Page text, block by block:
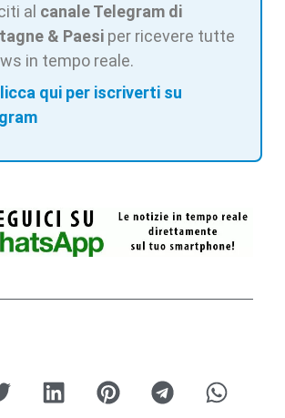
al canale Telegram di
& Paesi per ricevere tutte
in tempo reale.
qui per iscriverti su